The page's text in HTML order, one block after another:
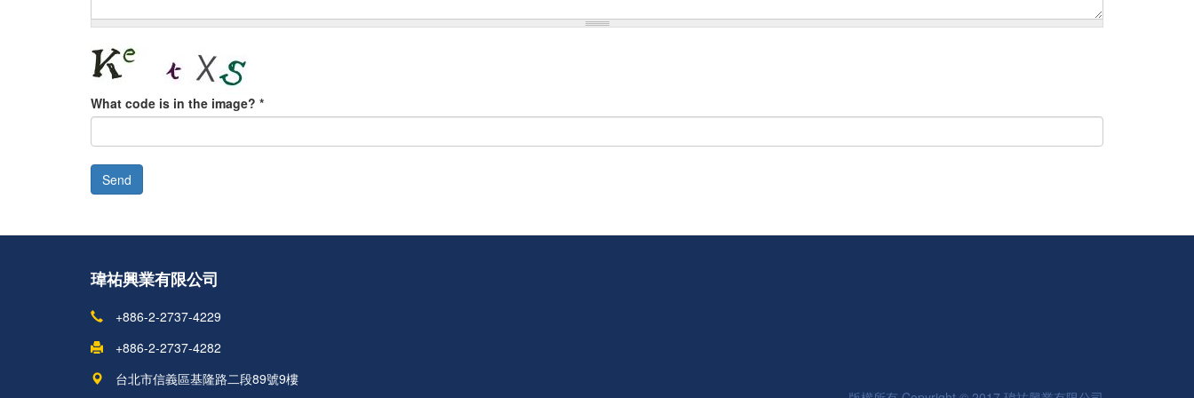
What code is in the image? *
Send
瑋祐興業有限公司
+886-2-2737-4229
+886-2-2737-4282
台北市信義區基隆路二段89號9樓